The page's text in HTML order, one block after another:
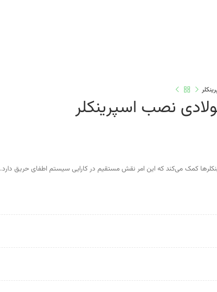
نصب اسپرینکلر
کمک می‌کند که این امر نقش مستقیم در کارایی سیستم اطفای حریق دارد.